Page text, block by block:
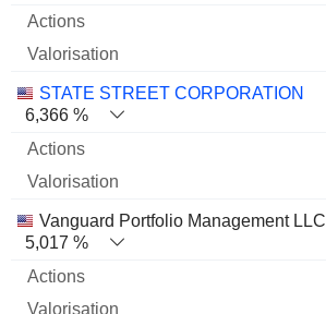
STATE STREET CORPORATION
6,366 %
Vanguard Portfolio Management LLC
5,017 %